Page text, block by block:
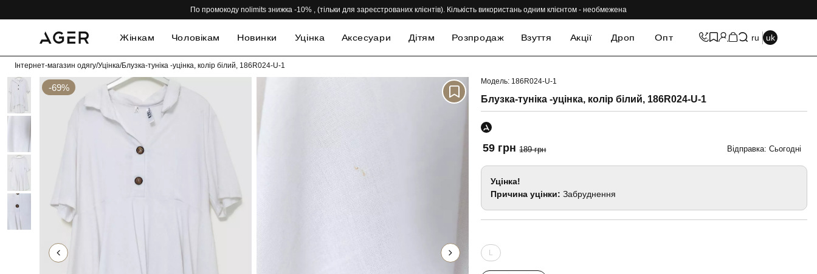
По промокоду nolimits знижка -10% , (тільки для зареєстрованих клієнтів). Кількість використань одним клієнтом - необмежена
Жінкам Чоловікам Новинки Уцінка Аксесуари Дітям Розпродаж Взуття Акції Дроп Опт ru uk
Інтернет-магазин одягу/Уцінка/Блузка-туніка -уцінка, колір білий, 186R024-U-1
-69% -69%
Модель: 186R024-U-1
Блузка-туніка -уцінка, колір білий, 186R024-U-1
59 грн 189 грн Відправка: Сьогодні
Уцінка!
Причина уцінки: Забруднення
L